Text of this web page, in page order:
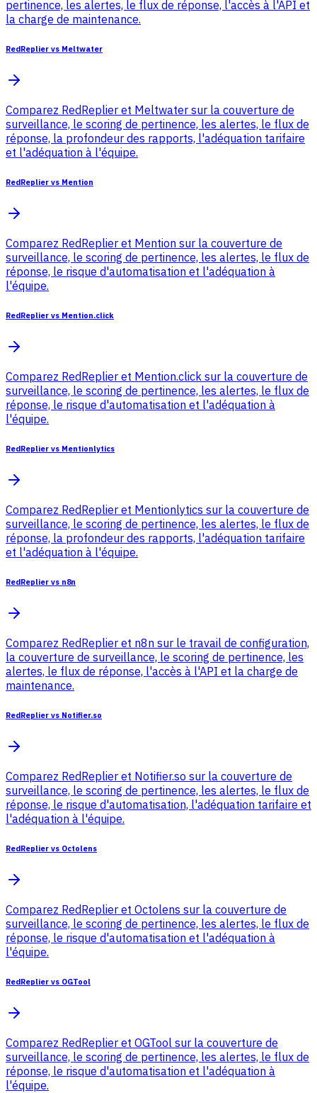
pertinence, les alertes, le flux de réponse, l'accès à l'API et
la charge de maintenance.
RedReplier vs Meltwater
Comparez RedReplier et Meltwater sur la couverture de
surveillance, le scoring de pertinence, les alertes, le flux de
réponse, la profondeur des rapports, l'adéquation tarifaire
et l'adéquation à l'équipe.
RedReplier vs Mention
Comparez RedReplier et Mention sur la couverture de
surveillance, le scoring de pertinence, les alertes, le flux de
réponse, le risque d'automatisation et l'adéquation à
l'équipe.
RedReplier vs Mention.click
Comparez RedReplier et Mention.click sur la couverture de
surveillance, le scoring de pertinence, les alertes, le flux de
réponse, le risque d'automatisation et l'adéquation à
l'équipe.
RedReplier vs Mentionlytics
Comparez RedReplier et Mentionlytics sur la couverture de
surveillance, le scoring de pertinence, les alertes, le flux de
réponse, la profondeur des rapports, l'adéquation tarifaire
et l'adéquation à l'équipe.
RedReplier vs n8n
Comparez RedReplier et n8n sur le travail de configuration,
la couverture de surveillance, le scoring de pertinence, les
alertes, le flux de réponse, l'accès à l'API et la charge de
maintenance.
RedReplier vs Notifier.so
Comparez RedReplier et Notifier.so sur la couverture de
surveillance, le scoring de pertinence, les alertes, le flux de
réponse, le risque d'automatisation, l'adéquation tarifaire et
l'adéquation à l'équipe.
RedReplier vs Octolens
Comparez RedReplier et Octolens sur la couverture de
surveillance, le scoring de pertinence, les alertes, le flux de
réponse, le risque d'automatisation et l'adéquation à
l'équipe.
RedReplier vs OGTool
Comparez RedReplier et OGTool sur la couverture de
surveillance, le scoring de pertinence, les alertes, le flux de
réponse, le risque d'automatisation et l'adéquation à
l'équipe.